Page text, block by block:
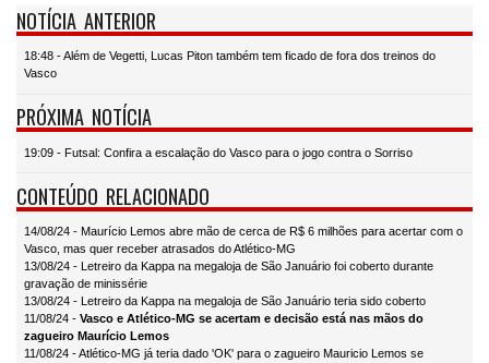
NOTÍCIA ANTERIOR
18:48 - Além de Vegetti, Lucas Piton também tem ficado de fora dos treinos do
Vasco
PRÓXIMA NOTÍCIA
19:09 - Futsal: Confira a escalação do Vasco para o jogo contra o Sorriso
CONTEÚDO RELACIONADO
14/08/24 - Maurício Lemos abre mão de cerca de R$ 6 milhões para acertar com o
Vasco, mas quer receber atrasados do Atlético-MG
13/08/24 - Letreiro da Kappa na megaloja de São Januário foi coberto durante
gravação de minissérie
13/08/24 - Letreiro da Kappa na megaloja de São Januário teria sido coberto
11/08/24 - Vasco e Atlético-MG se acertam e decisão está nas mãos do
zagueiro Maurício Lemos
11/08/24 - Atlético-MG já teria dado 'OK' para o zagueiro Mauricio Lemos se